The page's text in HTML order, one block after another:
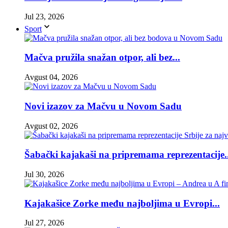
Jul 23, 2026
Sport
Mačva pružila snažan otpor, ali bez...
Avgust 04, 2026
Novi izazov za Mačvu u Novom Sadu
Avgust 02, 2026
Šabački kajakaši na pripremama
Jul 30, 2026
Kajakašice Zorke među najboljima u Evropi...
Jul 27, 2026